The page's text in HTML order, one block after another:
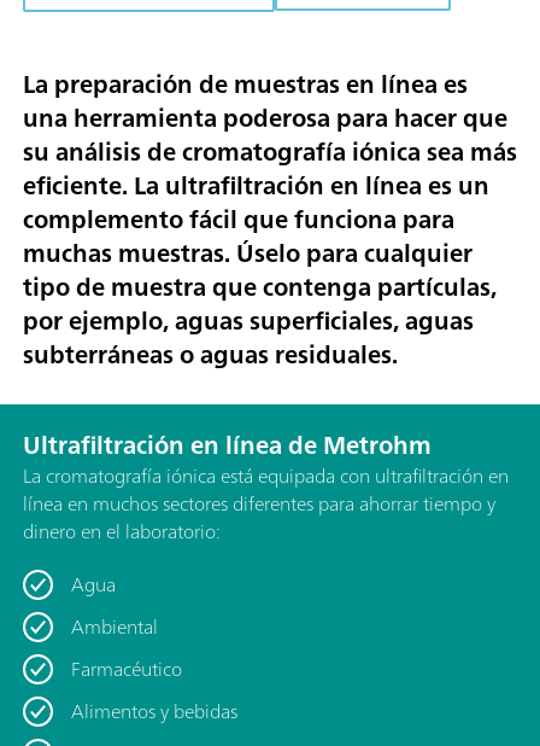
La preparación de muestras en línea es
una herramienta poderosa para hacer que
su análisis de cromatografía iónica sea más
eficiente. La ultrafiltración en línea es un
complemento fácil que funciona para
muchas muestras. Úselo para cualquier
tipo de muestra que contenga partículas,
por ejemplo, aguas superficiales, aguas
subterráneas o aguas residuales.
Ultrafiltración en línea de Metrohm
La cromatografía iónica está equipada con ultrafiltración en
línea en muchos sectores diferentes para ahorrar tiempo y
dinero en el laboratorio:
Agua
Ambiental
Farmacéutico
Alimentos y bebidas